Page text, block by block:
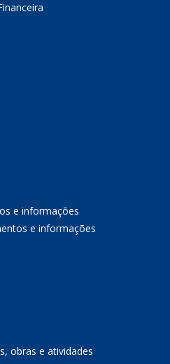
e informações
e informações
obras e atividades